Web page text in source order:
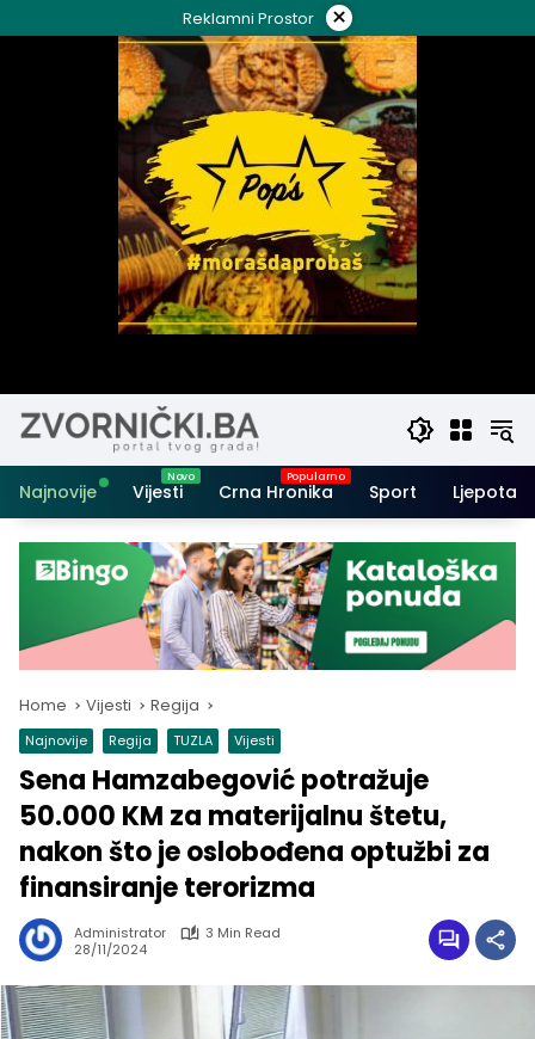
to
Reklamni Prostor ×
Najnovije Vijesti Crna Hronika Sport Ljepota i
Home Vijesti Regija
Najnovije Regija TUZLA Vijesti
Sena Hamzabegović potražuje
50.000 KM za materijalnu štetu,
nakon što je oslobođena optužbi za
finansiranje terorizma
Administrator
3 Min Read
28/11/2024